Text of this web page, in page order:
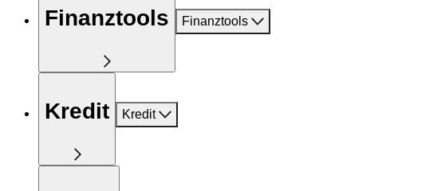
Finanztools Finanztools
Kredit Kredit